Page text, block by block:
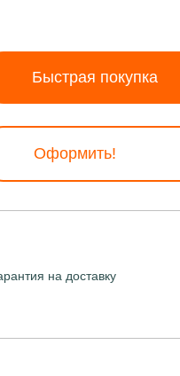
Быстрая покупка
Оформить!
на доставку